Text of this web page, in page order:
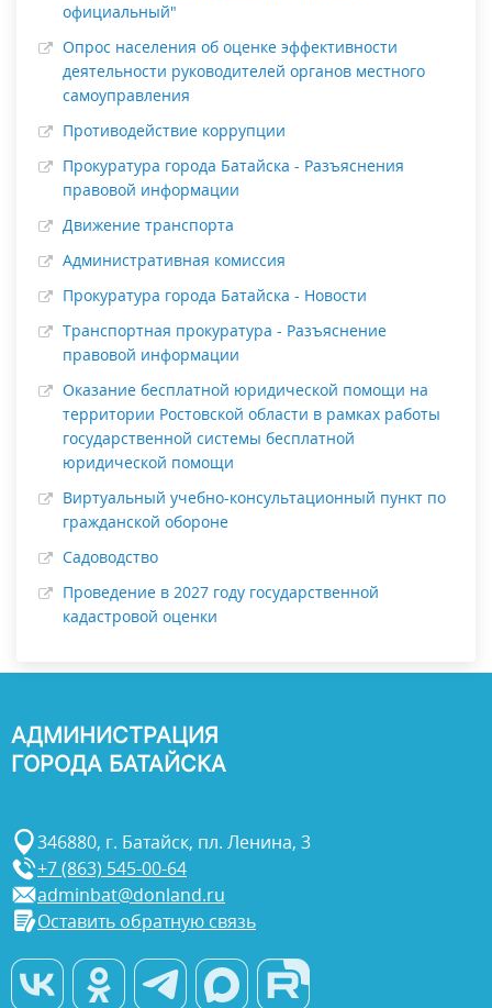
официальный"
Опрос населения об оценке эффективности
деятельности руководителей органов местного
самоуправления
Противодействие коррупции
Прокуратура города Батайска - Разъяснения
правовой информации
Движение транспорта
Административная комиссия
Прокуратура города Батайска - Новости
Транспортная прокуратура - Разъяснение
правовой информации
Оказание бесплатной юридической помощи на
территории Ростовской области в рамках работы
государственной системы бесплатной
юридической помощи
Виртуальный учебно-консультационный пункт по
гражданской обороне
Садоводство
Проведение в 2027 году государственной
кадастровой оценки
АДМИНИСТРАЦИЯ
ГОРОДА БАТАЙСКА
346880, г. Батайск, пл. Ленина, 3
+7 (863) 545-00-64
adminbat@donland.ru
Оставить обратную связь